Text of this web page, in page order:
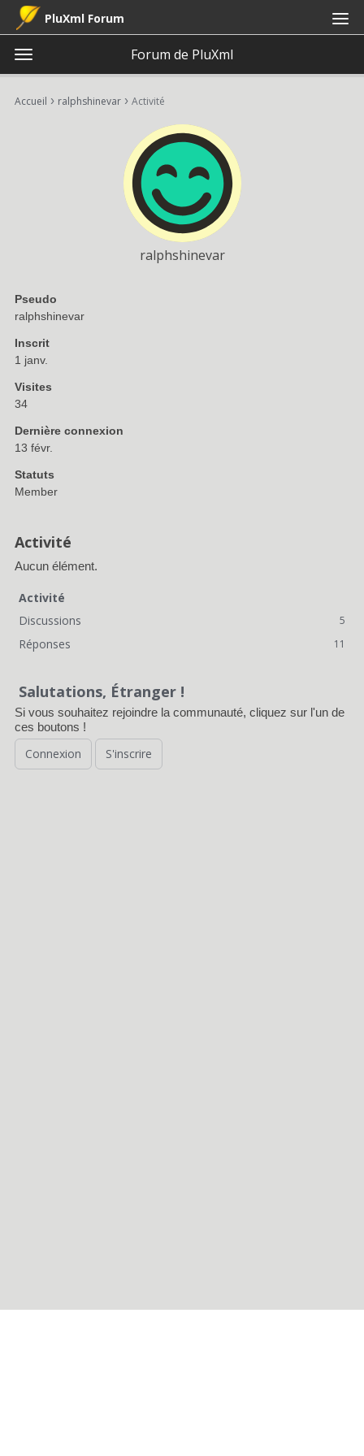
PluXml Forum
t
g
Forum de PluXml
Connexion
Connexion S'inscrire
Accueil › ralphshinevar › Activité
ralphshinevar
Pseudo
ralphshinevar
Inscrit
1 janv.
Visites
34
Dernière connexion
13 févr.
Statuts
Member
Activité
Aucun élément.
Activité
Discussions
5
Réponses 11
Salutations, Étranger !
Si vous souhaitez rejoindre la communauté, cliquez sur l'un de
ces boutons !
Connexion S'inscrire